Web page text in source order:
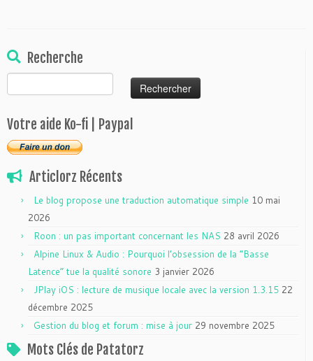
Recherche
Votre aide Ko-fi | Paypal
Articlorz Récents
Le blog propose une traduction automatique simple 10 mai
2026
Roon : un pas important concernant les NAS 28 avril 2026
Alpine Linux & Audio : Pourquoi l’obsession de la “Basse
Latence” tue la qualité sonore 3 janvier 2026
JPlay iOS : lecture de musique locale avec la version 1.3.15 22
décembre 2025
Gestion du blog et forum : mise à jour 29 novembre 2025
Mots Clés de Patatorz